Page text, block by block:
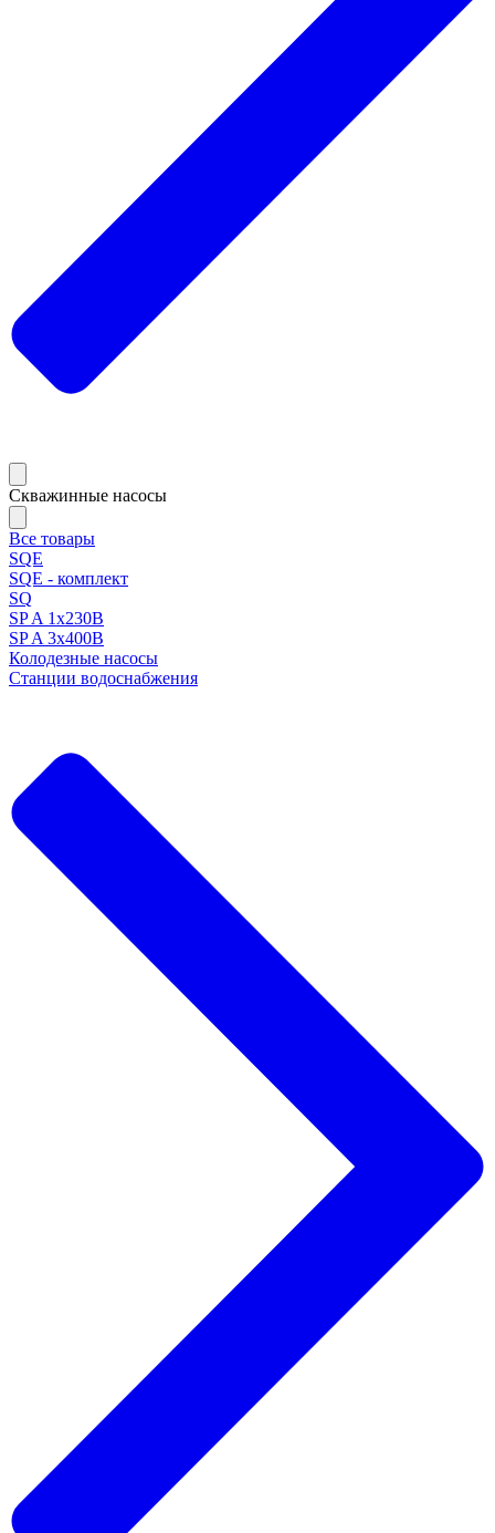
Скважинные насосы
Все товары
SQE
SQE - комплект
SQ
SP A 1x230В
SP A 3x400В
Колодезные насосы
Станции водоснабжения